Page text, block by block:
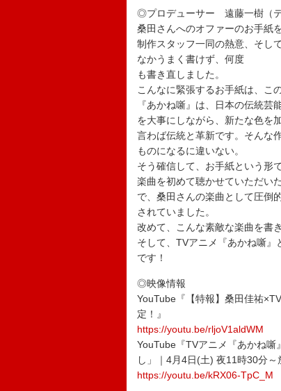
◎プロデューサー 遠藤一樹（
桑田さんへのオファーのお手紙
制作スタッフ一同の熱意、そし
なかうまく書けず、何度
も書き直しました。
こんなに緊張するお手紙は、こ
『あかね噺』は、日本の伝統芸
を大事にしながら、新たな色を
言わば伝統と革新です。そんな
ものになるに違いない。
そう確信して、お手紙という形
楽曲を初めて聴かせていただい
で、桑田さんの楽曲として圧倒
されていました。
改めて、こんな素敵な楽曲を書
そして、TVアニメ『あかね噺
です！
◎映像情報
YouTube『【特報】桑田佳祐
定！』
https://youtu.be/rljoV1aldWM
YouTube『TVアニメ『あかね噺
し」｜4月4日(土) 夜11時30分～
https://youtu.be/kRX06-TpC_M